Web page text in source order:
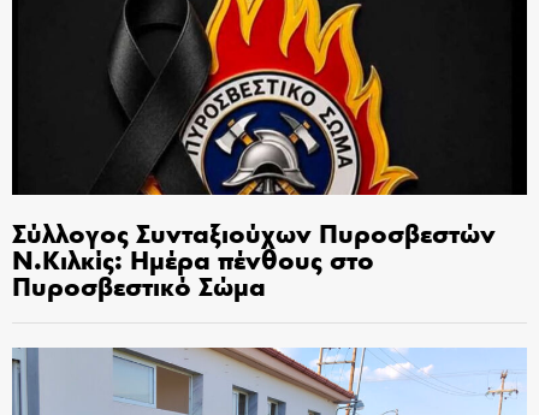
Σύλλογος Συνταξιούχων Πυροσβεστών
Ν.Κιλκίς: Ημέρα πένθους στο
Πυροσβεστικό Σώμα